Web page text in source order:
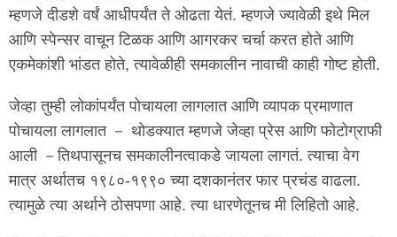
म्हणजे दीडशे वर्षं आधीपर्यंत ते ओढता येतं. म्हणजे ज्यावेळी इथे मिल
आणि स्पेन्सर वाचून टिळक आणि आगरकर चर्चा करत होते आणि
एकमेकांशी भांडत होते, त्यावेळीही समकालीन नावाची काही गोष्ट होती.
जेव्हा तुम्ही लोकांपर्यंत पोचायला लागलात आणि व्यापक प्रमाणात
पोचायला लागलात － थोडक्यात म्हणजे जेव्हा प्रेस आणि फोटोग्राफी
आली －तिथपासूनच समकालीनत्वाकडे जायला लागतं. त्याचा वेग
मात्र अर्थातच १९८०-१९९० च्या दशकानंतर फार प्रचंड वाढला.
त्यामुळे त्या अर्थाने ठोसपणा आहे. त्या धारणेतूनच मी लिहितो आहे.